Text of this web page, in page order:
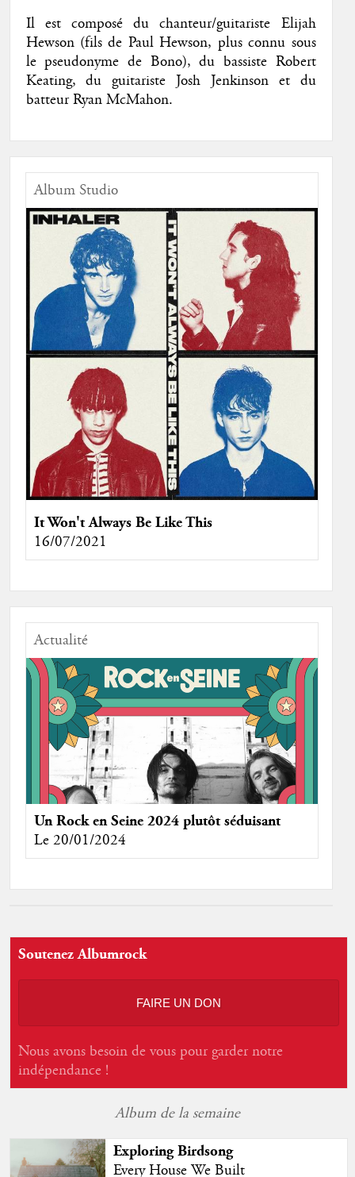
Il est composé du chanteur/guitariste Elijah
Hewson (fils de Paul Hewson, plus connu sous
le pseudonyme de Bono), du bassiste Robert
Keating, du guitariste Josh Jenkinson et du
batteur Ryan McMahon.
Album Studio
It Won't Always Be Like This
16/07/2021
Actualité
Un Rock en Seine 2024 plutôt séduisant
Le 20/01/2024
Soutenez Albumrock
FAIRE UN DON
Nous avons besoin de vous pour garder notre
indépendance !
Album de la semaine
Exploring Birdsong
Every House We Built